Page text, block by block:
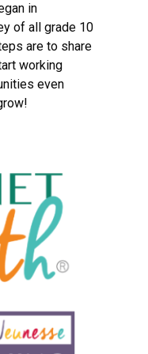
in
of all grade 10
are to share
working
even